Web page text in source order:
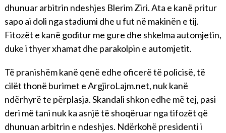
dhunuar arbitrin ndeshjes Blerim Ziri. Ata e kanë pritur
sapo ai doli nga stadiumi dhe u fut në makinën e tij.
Fitozët e kanë goditur me gure dhe shkelma automjetin,
duke i thyer xhamat dhe parakolpin e automjetit.
Të pranishëm kanë qenë edhe oficerë të policisë, të
cilët thonë burimet e ArgjiroLajm.net, nuk kanë
ndërhyrë te përplasja. Skandali shkon edhe më tej, pasi
deri më tani nuk ka asnjë të shoqëruar nga tifozët që
dhunuan arbitrin e ndeshjes. Ndërkohë presidenti i